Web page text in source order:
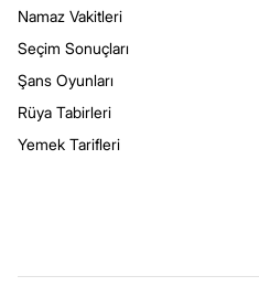
Namaz Vakitleri
Seçim Sonuçları
Şans Oyunları
Rüya Tabirleri
Yemek Tarifleri